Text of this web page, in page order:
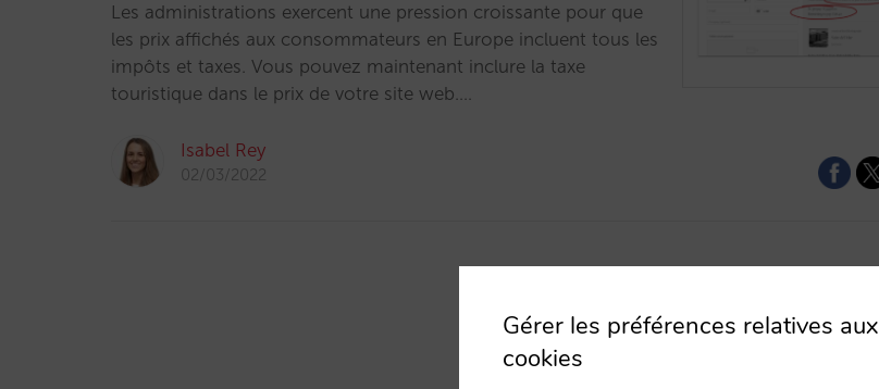
Les administrations exercent une pression croissante pour que
les prix affichés aux consommateurs en Europe incluent tous les
impôts et taxes. Vous pouvez maintenant inclure la taxe
touristique dans le prix de votre site web.…
Isabel Rey
02/03/2022
Gérer les préférences relatives aux
cookies